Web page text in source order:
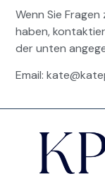
Wenn Sie
haben,
der unten
Email: